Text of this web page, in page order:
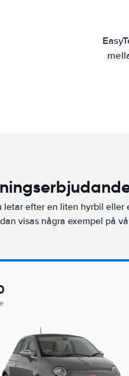
letar efter en liten hyrbil
visas några exempel på